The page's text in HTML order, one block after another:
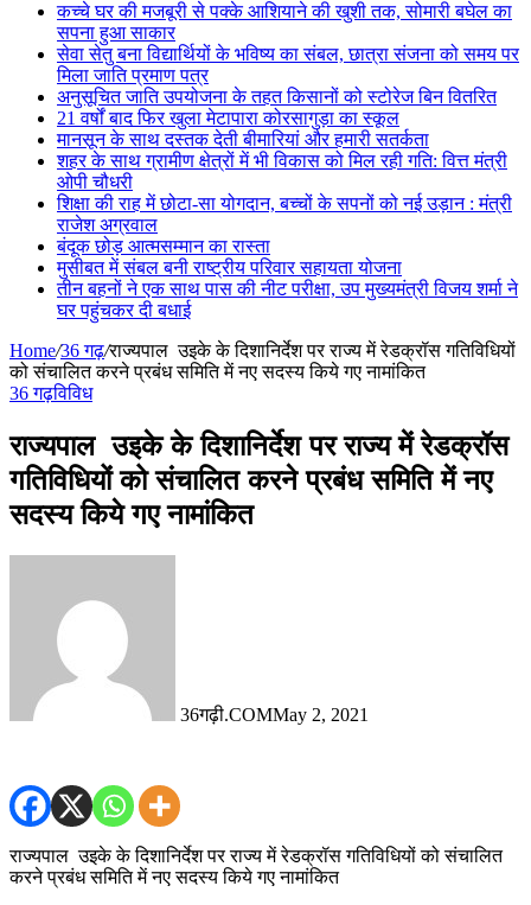
कच्चे घर की मजबूरी से पक्के आशियाने की खुशी तक, सोमारी बघेल का
सपना हुआ साकार
सेवा सेतु बना विद्यार्थियों के भविष्य का संबल, छात्रा संजना को समय पर
मिला जाति प्रमाण पत्र
अनुसूचित जाति उपयोजना के तहत किसानों को स्टोरेज बिन वितरित
21 वर्षों बाद फिर खुला मेटापारा कोरसागुड़ा का स्कूल
मानसून के साथ दस्तक देती बीमारियां और हमारी सतर्कता
शहर के साथ ग्रामीण क्षेत्रों में भी विकास को मिल रही गति: वित्त मंत्री
ओपी चौधरी
शिक्षा की राह में छोटा-सा योगदान, बच्चों के सपनों को नई उड़ान : मंत्री
राजेश अग्रवाल
बंदूक छोड़ आत्मसम्मान का रास्ता
मुसीबत में संबल बनी राष्ट्रीय परिवार सहायता योजना
तीन बहनों ने एक साथ पास की नीट परीक्षा, उप मुख्यमंत्री विजय शर्मा ने
घर पहुंचकर दी बधाई
Home/36 गढ़/राज्यपाल उइके के दिशानिर्देश पर राज्य में रेडक्रॉस गतिविधियों
को संचालित करने प्रबंध समिति में नए सदस्य किये गए नामांकित
36 गढ़विविध
राज्यपाल उइके के दिशानिर्देश पर राज्य में रेडक्रॉस
गतिविधियों को संचालित करने प्रबंध समिति में नए
सदस्य किये गए नामांकित
36गढ़ी.COMMay 2, 2021
राज्यपाल उइके के दिशानिर्देश पर राज्य में रेडक्रॉस गतिविधियों को संचालित
करने प्रबंध समिति में नए सदस्य किये गए नामांकित